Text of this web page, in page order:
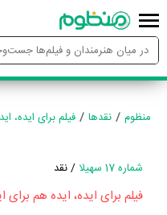
منظوم نقدها فیلم برای ایده،
شماره 17 سهیلا / نقد
فیلم برای ایده، ایده هم برای